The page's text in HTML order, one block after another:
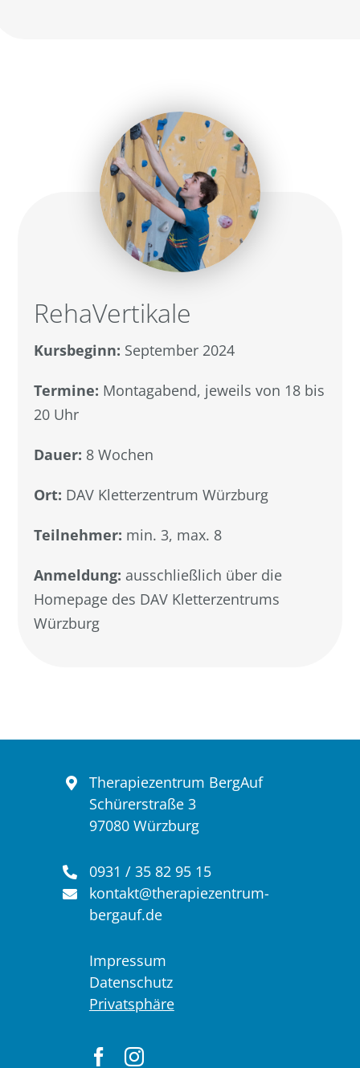
RehaVertikale
Kursbeginn: September 2024
Termine: Montagabend, jeweils von 18 bis
20 Uhr
Dauer: 8 Wochen
Ort: DAV Kletterzentrum Würzburg
Teilnehmer: min. 3, max. 8
Anmeldung: ausschließlich über die
Homepage des DAV Kletterzentrums
Würzburg
Therapiezentrum BergAuf
Schürerstraße 3
97080 Würzburg
0931 / 35 82 95 15
kontakt@therapiezentrum-
bergauf.de
Impressum
Datenschutz
Privatsphäre